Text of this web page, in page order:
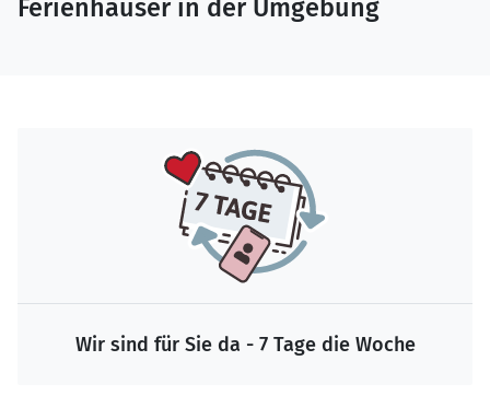
Ferienhäuser in der Umgebung
Wir sind für Sie da - 7 Tage die Woche